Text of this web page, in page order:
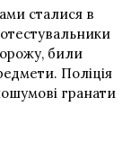
сталися в
били
Поліція
гранати